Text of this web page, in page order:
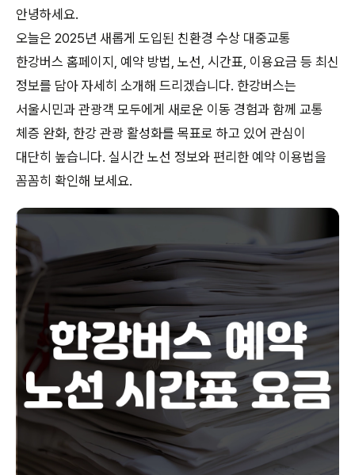
안녕하세요.
오늘은 2025년 새롭게 도입된 친환경 수상 대중교통
한강버스 홈페이지, 예약 방법, 노선, 시간표, 이용요금 등 최신
정보를 담아 자세히 소개해 드리겠습니다. 한강버스는
서울시민과 관광객 모두에게 새로운 이동 경험과 함께 교통
체증 완화, 한강 관광 활성화를 목표로 하고 있어 관심이
대단히 높습니다. 실시간 노선 정보와 편리한 예약 이용법을
꼼꼼히 확인해 보세요.